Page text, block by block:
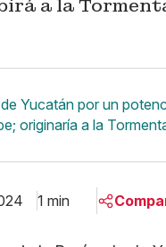
a la
Yucatán por un
originaría a la
1 min